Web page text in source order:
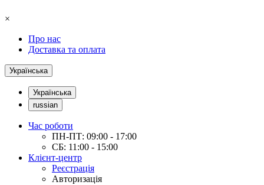
×
Про нас
Доставка та оплата
Українська
Українська
russian
Час роботи
ПН-ПТ: 09:00 - 17:00
СБ: 11:00 - 15:00
Клієнт-центр
Реєстрація
Авторизація